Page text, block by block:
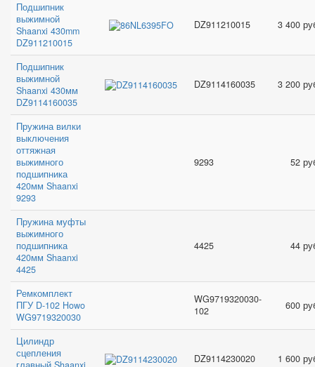
Подшипник
выжимной
Shaanxi 430mm
DZ911210015
DZ911210015 3 400
Подшипник
выжимной
Shaanxi 430мм
DZ9114160035
DZ9114160035 3 200
Пружина вилки
выключения
оттяжная
выжимного
подшипника
420мм Shaanxi
9293
9293 52
Пружина муфты
выжимного
подшипника
420мм Shaanxi
4425
4425 44
Ремкомплект
ПГУ D-102 Howo
WG9719320030
WG9719320030-
102
600
Цилиндр
сцепления
DZ9114230020 1 600